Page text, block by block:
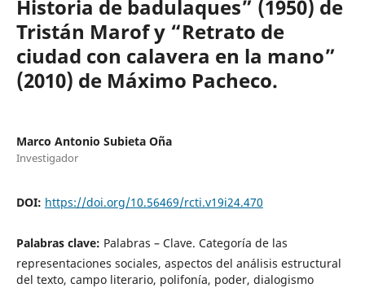
Historia de badulaques” (1950) de
Tristán Marof y “Retrato de
ciudad con calavera en la mano”
(2010) de Máximo Pacheco.
Marco Antonio Subieta Oña
Investigador
DOI: https://doi.org/10.56469/rcti.v19i24.470
Palabras clave: Palabras – Clave. Categoría de las
representaciones sociales, aspectos del análisis estructural
del texto, campo literario, polifonía, poder, dialogismo